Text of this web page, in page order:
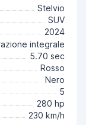
Stelvio
SUV
2024
integrale
5.70 sec
Rosso
Nero
5
280 hp
230 km/h